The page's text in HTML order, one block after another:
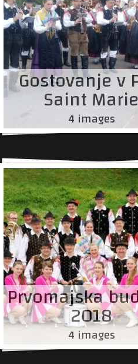
Gostovanje v
Saint Marie
4 images
Prvomajska
2018
4 images